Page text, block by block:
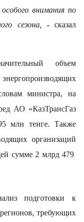
внимания по
сезона,
-сказал
объем
министра, на
АО «КазТрансГаз
млн тенге. Также
организаций
сумме 2 млрд 479
подготовки к
требующих